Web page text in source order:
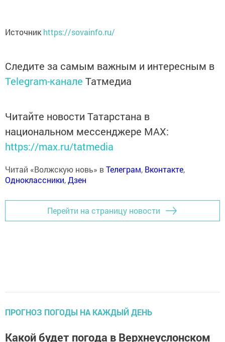
Источник https://sovainfo.ru/
Следите за самым важным и интересным в
Telegram-канале Татмедиа
Читайте новости Татарстана в
национальном мессенджере MАХ:
https://max.ru/tatmedia
Читай «Волжскую новь» вТелеграм, Вконтакте,
Одноклассники,Дзен
Перейти на страницу новости
ПРОГНОЗ ПОГОДЫ НА КАЖДЫЙ ДЕНЬ
Какой будет погода в Верхнеуслонском